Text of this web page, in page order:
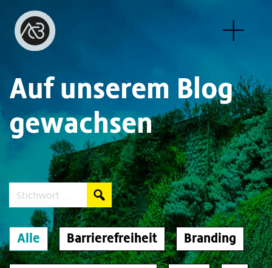
Auf unserem Blog
gewachsen
Search:
Alle Barrierefreiheit Branding